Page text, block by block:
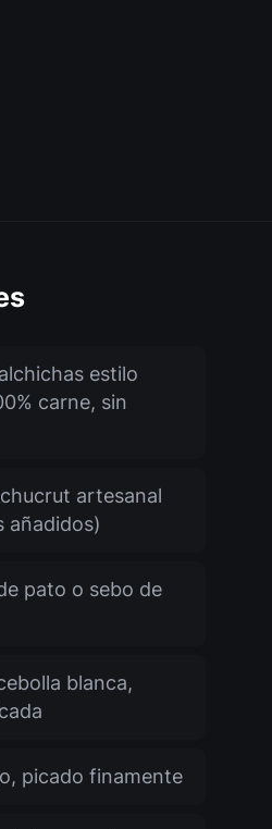
estilo
carne, sin
artesanal
añadidos)
pato o sebo de
blanca,
picado finamente